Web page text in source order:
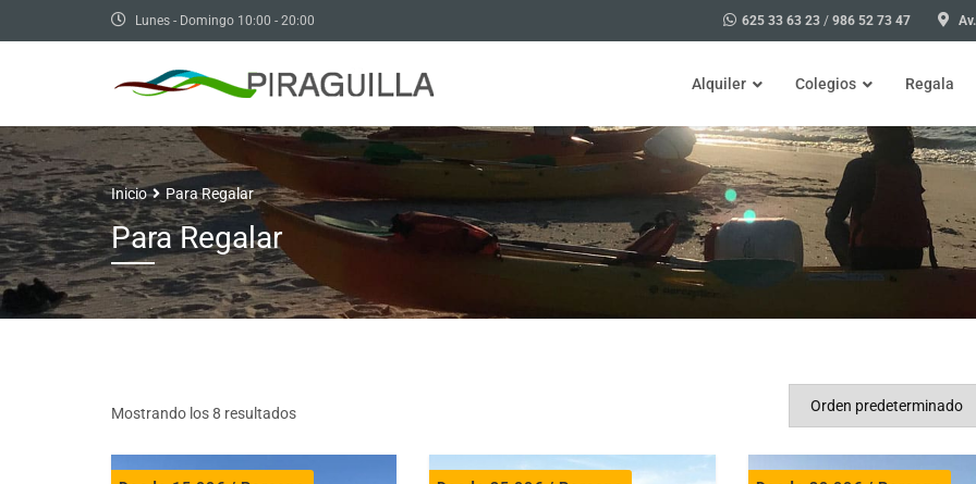
Lunes - Domingo 10:00 - 20:00 625 33 63 23 / 986 52 73 47
Alquiler Colegios
Bicicleta
Excursiones para colegios
Actividades para colegios
Visita en A Illa de Arousa,
Taller de marisqueo para
Taller de ciencia divertida
Regala
Inicio Para Regalar
Para Regalar
Mostrando los 8 resultados